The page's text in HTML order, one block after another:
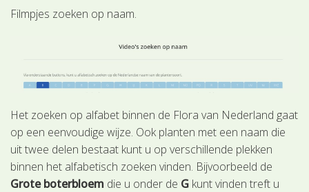
Filmpjes zoeken op naam.
Het zoeken op alfabet binnen de Flora van Nederland gaat
op een eenvoudige wijze. Ook planten met een naam die
uit twee delen bestaat kunt u op verschillende plekken
binnen het alfabetisch zoeken vinden. Bijvoorbeeld de
Grote boterbloem die u onder de G kunt vinden treft u